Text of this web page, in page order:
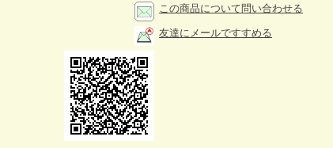
この商品について問い合わせる
友達にメールですすめる